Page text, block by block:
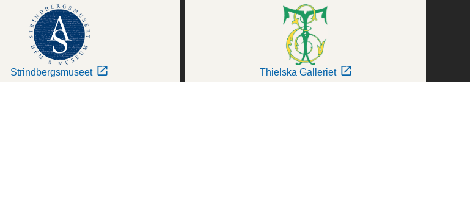
Strindbergsmuseet Thielska Galleriet